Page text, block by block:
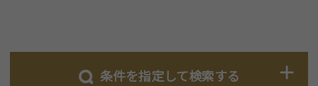
条件を指定して検索する